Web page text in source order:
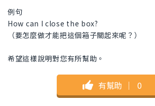
例句
How can I close the box?
（要怎麼做才能把這個箱子關起來呢？）
希望這樣說明對您有所幫助。
有幫助 ｜ 0